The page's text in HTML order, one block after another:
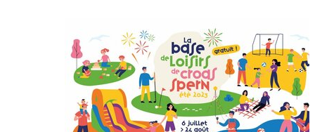
Place aux grands-parents